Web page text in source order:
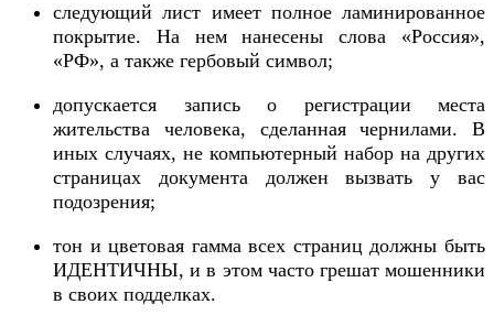
следующий лист имеет полное ламинированное
покрытие. На нем нанесены слова «Россия»,
«РФ», а также гербовый символ;
допускается запись о регистрации места
жительства человека, сделанная чернилами. В
иных случаях, не компьютерный набор на других
страницах документа должен вызвать у вас
подозрения;
тон и цветовая гамма всех страниц должны быть
ИДЕНТИЧНЫ, и в этом часто грешат мошенники
в своих подделках.